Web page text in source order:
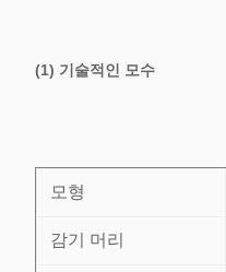
(1) 기술적인 모수
모형
감기 머리